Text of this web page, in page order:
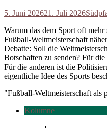
5. Juni 202621. Juli 2026
Warum das dem Sport oft
Fußball-Weltmeisterschaft
Debatte: Soll die
Botschaften zu senden? Für
Für die anderen ist die
eigentliche Idee des Sports
"Fußball-Weltmeisterschaft als
Kolumne